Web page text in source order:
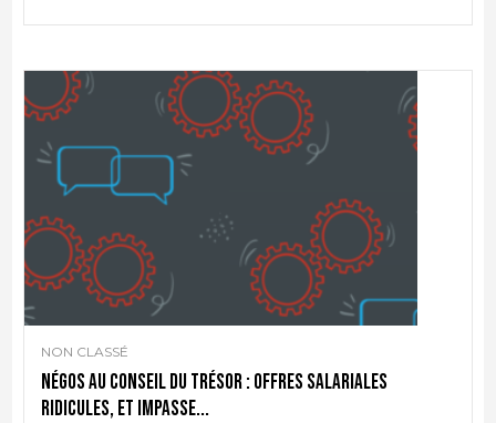
NON CLASSÉ
Négos au Conseil du Trésor : offres salariales
ridicules, et impasse...